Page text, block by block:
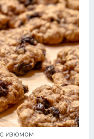
изюмом